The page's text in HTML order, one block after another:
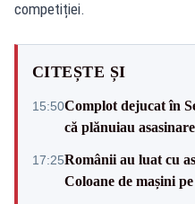
competiției.
CITEȘTE ȘI
15:50Complot dejucat în
că plănuiau
17:25Românii au luat cu
Coloane de mașini pe